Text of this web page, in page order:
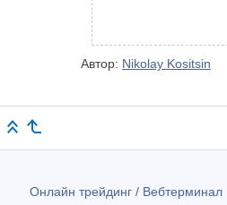
Автор: Nikolay Kositsin
Онлайн трейдинг / Вебтерминал